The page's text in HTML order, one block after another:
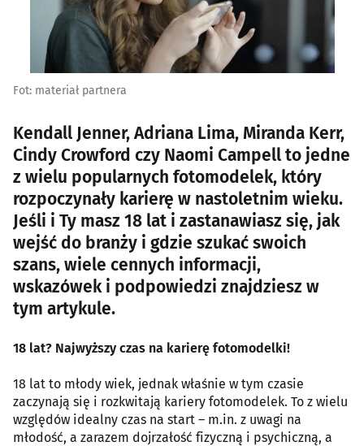
Fot: materiał partnera
Kendall Jenner, Adriana Lima, Miranda Kerr,
Cindy Crowford czy Naomi Campell to jedne
z wielu popularnych fotomodelek, który
rozpoczynały karierę w nastoletnim wieku.
Jeśli i Ty masz 18 lat i zastanawiasz się, jak
wejść do branży i gdzie szukać swoich
szans, wiele cennych informacji,
wskazówek i podpowiedzi znajdziesz w
tym artykule.
18 lat? Najwyższy czas na karierę fotomodelki!
18 lat to młody wiek, jednak właśnie w tym czasie
zaczynają się i rozkwitają kariery fotomodelek. To z wielu
względów idealny czas na start – m.in. z uwagi na
młodość, a zarazem dojrzałość fizyczną i psychiczną, a